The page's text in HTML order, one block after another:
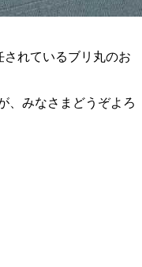
されているブリ丸のお
、みなさまどうぞよろ